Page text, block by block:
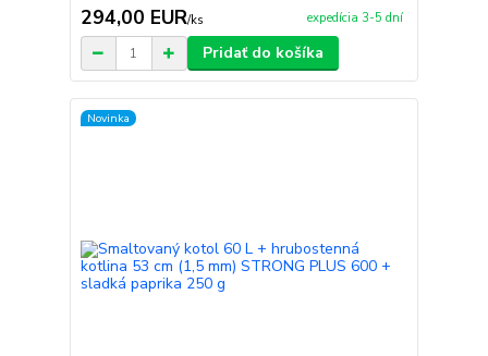
294,00 EUR/ks expedícia 3-5 dní
Pridať do košíka
Novinka